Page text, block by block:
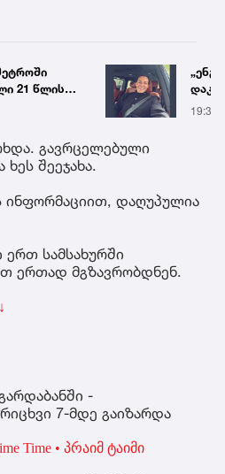
მინდა
მანიას
19:58
გავრცელებული
შეეჯახა.
ინფორმაციით, დაღუპულია
ერთ სამსახურში
ერთად მგზავრობდნენ.
-
7-მდე გაიზარდა
Time • პრაიმ ტაიმი